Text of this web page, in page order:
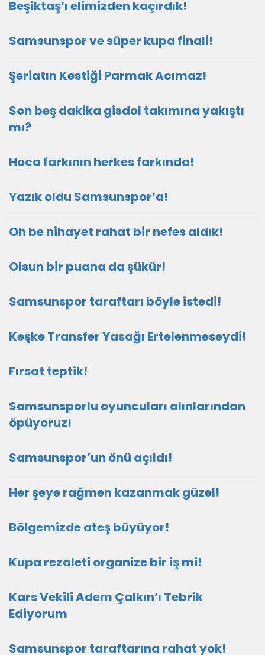
Beşiktaş’ı elimizden kaçırdık!
Samsunspor ve süper kupa finali!
Şeriatın Kestiği Parmak Acımaz!
Son beş dakika gisdol takımına yakıştı
mı?
Hoca farkının herkes farkında!
Yazık oldu Samsunspor’a!
Oh be nihayet rahat bir nefes aldık!
Olsun bir puana da şükür!
Samsunspor taraftarı böyle istedi!
Keşke Transfer Yasağı Ertelenmeseydi!
Fırsat teptik!
Samsunsporlu oyuncuları alınlarından
öpüyoruz!
Samsunspor’un önü açıldı!
Her şeye rağmen kazanmak güzel!
Bölgemizde ateş büyüyor!
Kupa rezaleti organize bir iş mi!
Kars Vekili Adem Çalkın’ı Tebrik
Ediyorum
Samsunspor taraftarına rahat yok!